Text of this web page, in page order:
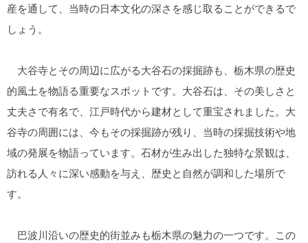
産を通して、当時の日本文化の深さを感じ取ることができるで
しょう。
大谷寺とその周辺に広がる大谷石の採掘跡も、栃木県の歴史
的風土を物語る重要なスポットです。大谷石は、その美しさと
丈夫さで有名で、江戸時代から建材として重宝されました。大
谷寺の周囲には、今もその採掘跡が残り、当時の採掘技術や地
域の発展を物語っています。石材が生み出した独特な景観は、
訪れる人々に深い感動を与え、歴史と自然が調和した場所で
す。
巴波川沿いの歴史的街並みも栃木県の魅力の一つです。この